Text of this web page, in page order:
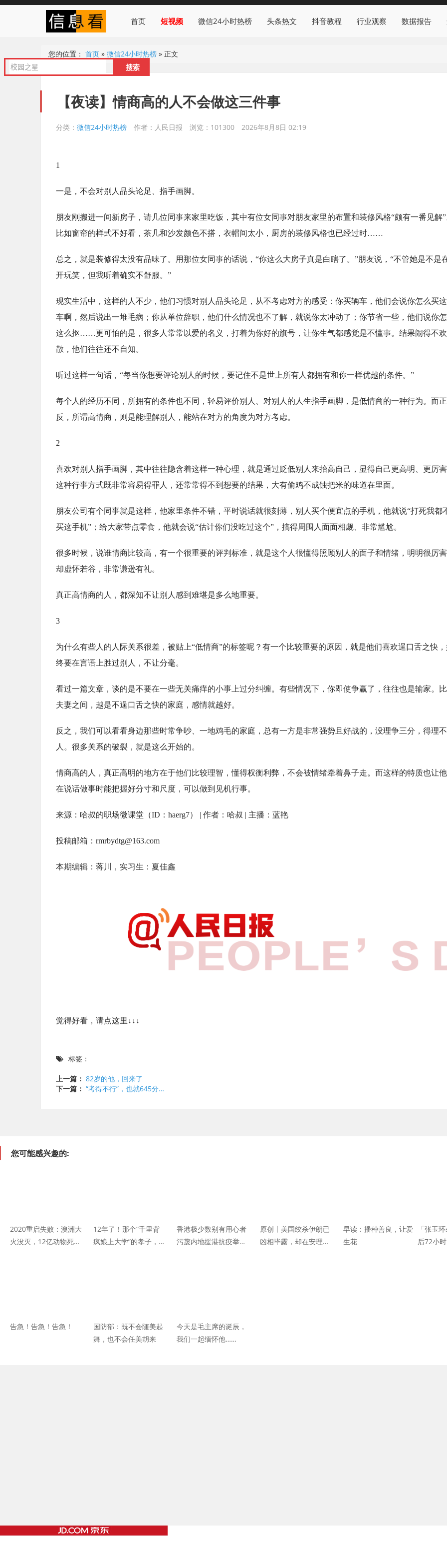
首页 短视频 微信24小时热榜 头条热文 抖音教程 行业观察 数据报告
您的位置： 首页 » 微信24小时热榜 » 正文
【夜读】情商高的人不会做这三件事
分类： 微信24小时热榜 作者：人民日报 浏览：101300 2026年8月8日 02:19
1
一是，不会对别人品头论足、指手画脚。
朋友刚搬进一间新房子，请几位同事来家里吃饭，其中有位女同事对朋友家里的布置和装修风格“颇有一番见解”
比如窗帘的样式不好看，茶几和沙发颜色不搭，衣帽间太小，厨房的装修风格也已经过时……
总之，就是装修得太没有品味了。用那位女同事的话说，“你这么大房子真是白瞎了。”朋友说，“不管她是不是
开玩笑，但我听着确实不舒服。”
现实生活中，这样的人不少，他们习惯对别人品头论足，从不考虑对方的感受：你买辆车，他们会说你怎么买
车啊，然后说出一堆毛病；你从单位辞职，他们什么情况也不了解，就说你太冲动了；你节省一些，他们说你
这么抠……更可怕的是，很多人常常以爱的名义，打着为你好的旗号，让你生气都感觉是不懂事。结果闹得不
散，他们往往还不自知。
听过这样一句话，“每当你想要评论别人的时候，要记住不是世上所有人都拥有和你一样优越的条件。”
每个人的经历不同，所拥有的条件也不同，轻易评价别人、对别人的人生指手画脚，是低情商的一种行为。而
反，所谓高情商，则是能理解别人，能站在对方的角度为对方考虑。
2
喜欢对别人指手画脚，其中往往隐含着这样一种心理，就是通过贬低别人来抬高自己，显得自己更高明、更厉害
这种行事方式既非常容易得罪人，还常常得不到想要的结果，大有偷鸡不成蚀把米的味道在里面。
朋友公司有个同事就是这样，他家里条件不错，平时说话就很刻薄，别人买个便宜点的手机，他就说“打死我都
买这手机”；给大家带点零食，他就会说“估计你们没吃过这个”，搞得周围人面面相觑、非常尴尬。
很多时候，说谁情商比较高，有一个很重要的评判标准，就是这个人很懂得照顾别人的面子和情绪，明明很厉害
却虚怀若谷，非常谦逊有礼。
真正高情商的人，都深知不让别人感到难堪是多么地重要。
3
为什么有些人的人际关系很差，被贴上“低情商”的标签呢？有一个比较重要的原因，就是他们喜欢逞口舌之快
终要在言语上胜过别人，不让分毫。
看过一篇文章，谈的是不要在一些无关痛痒的小事上过分纠缠。有些情况下，你即使争赢了，往往也是输家。
夫妻之间，越是不逞口舌之快的家庭，感情就越好。
反之，我们可以看看身边那些时常争吵、一地鸡毛的家庭，总有一方是非常强势且好战的，没理争三分，得理
人。很多关系的破裂，就是这么开始的。
情商高的人，真正高明的地方在于他们比较理智，懂得权衡利弊，不会被情绪牵着鼻子走。而这样的特质也让
在说话做事时能把握好分寸和尺度，可以做到见机行事。
来源：哈叔的职场微课堂（ID：haerg7） | 作者：哈叔 | 主播：蓝艳
投稿邮箱：rmrbydtg@163.com
本期编辑：蒋川，实习生：夏佳鑫
觉得好看，请点这里↓↓↓
标签：
上一篇： 82岁的他，回来了
下一篇： “考得不行”，也就645分…
您可能感兴趣的:
2020重启失败：澳洲大
火没灭，12亿动物死
12年了！那个“千里背
疯娘上大学”的孝子，现
香港极少数别有用心者
污蔑内地援港抗疫举
原创丨美国绞杀伊朗已
凶相毕露，却在安理会
早读：播种善良，让爱
生花
「张玉
后72小
告急！告急！告急！
国防部：既不会随美起
舞，也不会任美胡来
今天是毛主席的诞辰，
我们一起缅怀他……